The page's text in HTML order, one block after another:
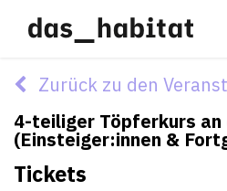
Zurück zu den
4-teiliger Töpferkurs
(Einsteiger:innen &
Tickets